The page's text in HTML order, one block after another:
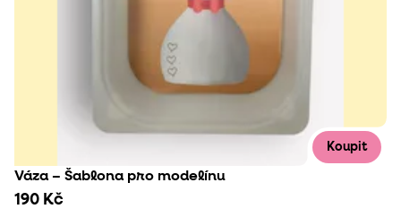
Koupit
Váza – Šablona pro modelínu
190 Kč